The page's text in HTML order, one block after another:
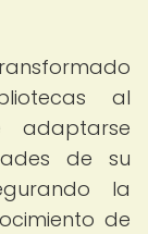
al
de su
la
de